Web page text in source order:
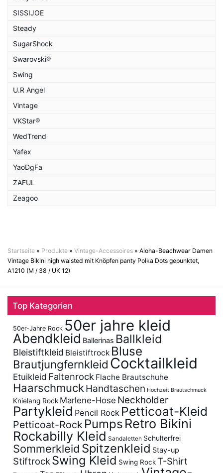
SISSIJOE
Steady
SugarShock
Swarovski®
Swing
U.R Angel
Vintage
VKStar®
WedTrend
Yafex
YaoDgFa
ZAFUL
Zeagoo
Startseite » Produkte » Vintage-Accessoires » Aloha-Beachwear Damen
Vintage Bikini high waisted mit Knöpfen panty Polka Dots gepunktet,
A1210 (M / 38 / UK 12)
Top Kategorien
50er-Jahre Rock 50er jahre kleid
Abendkleid Ballerinas Ballkleid
Bleistiftkleid Bleistiftrock Bluse
Brautjungfernkleid Cocktailkleid
Etuikleid Faltenrock Flache Brautschuhe
Haarschmuck Handtaschen Hochzeit Brautschmuck
Knielang Rock Marlene-Hose Neckholder
Partykleid Pencil Rock Petticoat-Kleid
Petticoat-Rock Pumps Retro Bikini
Rockabilly Kleid Sandaletten Schulterfrei
Sommerkleid Spitzenkleid Stay-up
Stiftrock Swing Kleid Swing RockT-Shirt